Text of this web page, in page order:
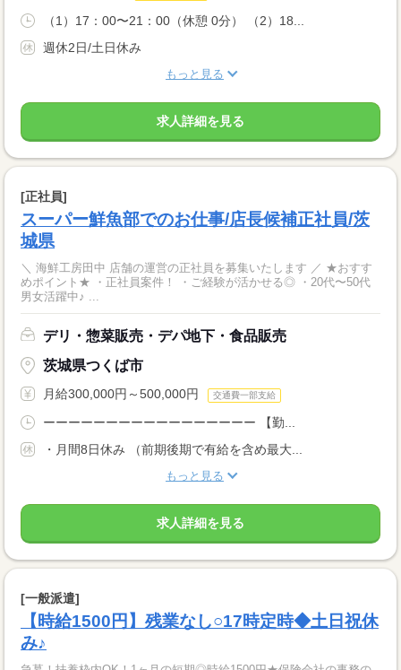
（1）17：00〜21：00（休憩 0分） （2）18...
週休2日/土日休み
もっと見る
求人詳細を見る
[正社員]
スーパー鮮魚部でのお仕事/店長候補正社員/茨
城県
＼ 海鮮工房田中 店舗の運営の正社員を募集いたします ／ ★おすす
めポイント★ ・正社員案件！ ・ご経験が活かせる◎ ・20代〜50代
男女活躍中♪ ...
デリ・惣菜販売・デパ地下・食品販売
茨城県つくば市
月給300,000円～500,000円 交通費一部支給
ーーーーーーーーーーーーーーーーー 【勤...
・月間8日休み （前期後期で有給を含め最大...
もっと見る
求人詳細を見る
[一般派遣]
【時給1500円】残業なし○17時定時◆土日祝休
み♪